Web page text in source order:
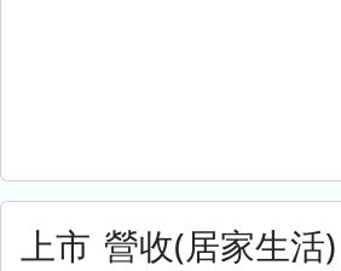
上市 營收(居家生活)